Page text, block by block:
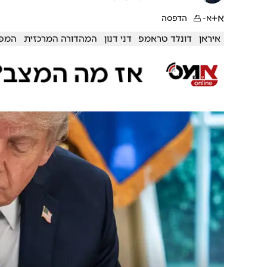
א+א- הדפסה
איראן דונלד טראמפ דני דנון המהדורה המרכזית